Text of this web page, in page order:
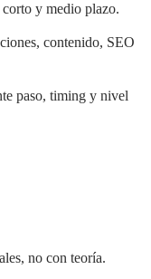
corto y medio plazo.
contenido, SEO
paso, timing y nivel
no con teoría.